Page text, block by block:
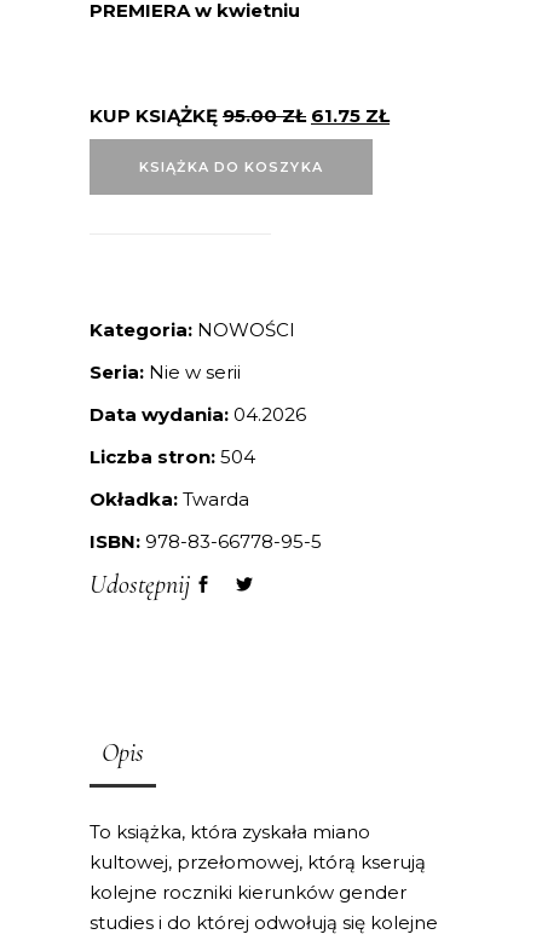
PREMIERA w kwietniu
KUP KSIĄŻKĘ 95.00ZŁ 61.75 ZŁ
KSIĄŻKA DO KOSZYKA
Kategoria: NOWOŚCI
Seria: Nie w serii
Data wydania: 04.2026
Liczba stron: 504
Okładka: Twarda
ISBN: 978-83-66778-95-5
Udostępnij
Opis
To książka, która zyskała miano
kultowej, przełomowej, którą kserują
kolejne roczniki kierunków gender
studies i do której odwołują się kolejne